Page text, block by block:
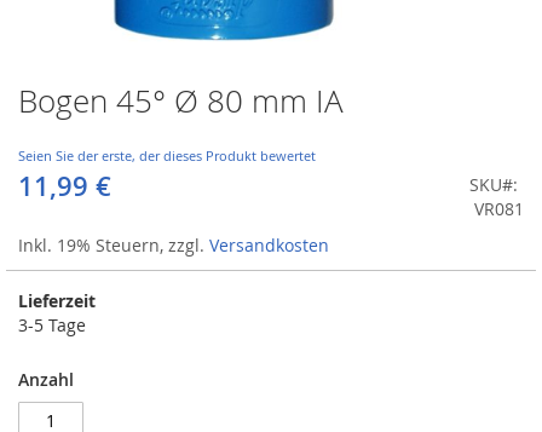
Bogen 45° Ø 80 mm IA
Seien Sie der erste, der dieses Produkt bewertet
11,99 €
Inkl. 19% Steuern, zzgl. Versandkosten
SKU
VR081
Lieferzeit
3-5 Tage
Anzahl
Zum
Anfang
Bildergalerie
springen